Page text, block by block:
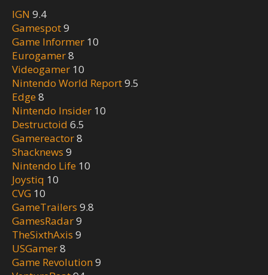
IGN 9.4
Gamespot9
Game Informer 10
Eurogamer8
Videogamer 10
Nintendo World Report9.5
Edge 8
Nintendo Insider 10
Destructoid 6.5
Gamereactor8
Shacknews 9
Nintendo Life 10
Joystiq 10
CVG 10
GameTrailers 9.8
GamesRadar9
TheSixthAxis 9
USGamer8
Game Revolution 9